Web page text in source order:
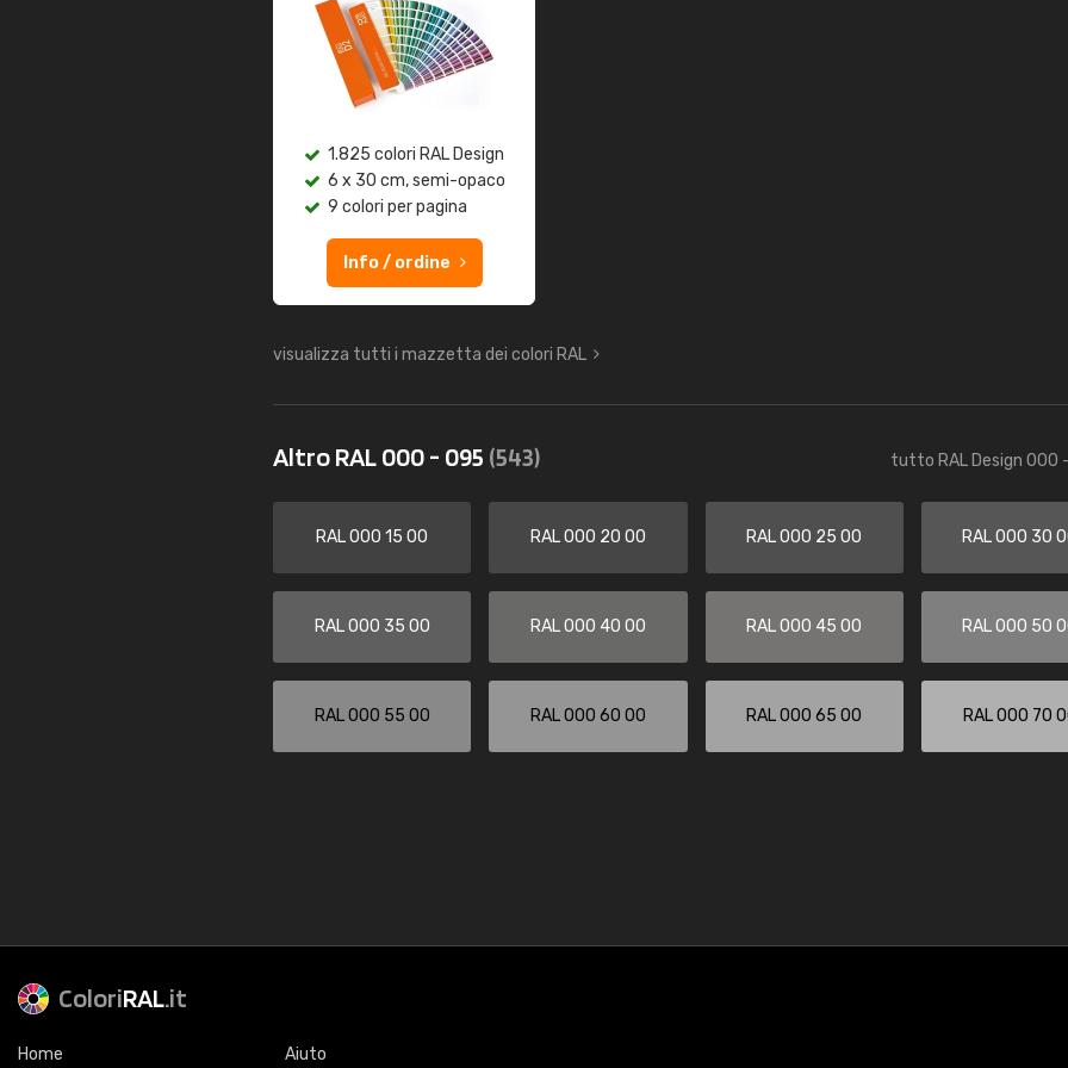
1.825 colori RAL Design
6 x 30 cm, semi-opaco
9 colori per pagina
Info / ordine
visualizza tutti i mazzetta dei colori RAL
Altro RAL 000 - 095 (543) tutto RAL Design 000
RAL 000 15 00 RAL 000 20 00 RAL 000 25 00 RAL 000 30
RAL 000 35 00 RAL 000 40 00 RAL 000 45 00 RAL 000 50
RAL 000 55 00 RAL 000 60 00 RAL 000 65 00 RAL 000 70
ColoriRAL.it
Home Aiuto